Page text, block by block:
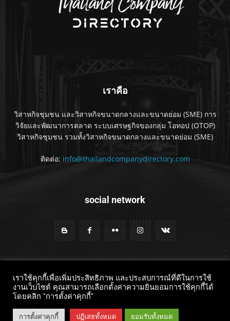
เราคือ
วิสาหกิจชุมชน และวิสาหกิจขนาดกลางและขนาดย่อม (SME) การ
วิจัยและพัฒนาการตลาด ระบบเศรษฐกิจของกลุ่ม โอทอป (OTOP)
วิสาหกิจชุมชน รวมทั้งวิสาหกิจขนาดกลางและขนาดย่อม (SME)
ติดต่อ: info@thailandcompanydirectory.com
social network
© 2021โอทอป เอสเอ็มอี
บริษัท โรงเรียน ก่อสร้าง บริการ บริษัท กฏ
เราใช้คุกกี้เพื่อเพิ่มประสิทธิภาพ และประสบการณ์ที่ดีในการใช้
งานเว็บไซต์ คุณสามารถเลือกตั้งค่าความยินยอมการใช้คุกกี้ได้
โดยคลิก "การตั้งค่าคุกกี้"
การตั้งค่าคุกกี้ ปฏิเสธทั้งหมด ยอมรับทั้งหมด